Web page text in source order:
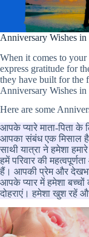
Anniversary Wishes
When it comes to your
express gratitude for
they have built for the
Anniversary Wishes
Here are some
आपके प्यारे माता-पिता के
आपका संबंध एक मिसाल
साथी यात्रा ने हमेशा
हमें परिवार की
हैं। आपकी प्रेम और
आपके प्यार में हमेशा बच्चों
दोहराएं। हमेशा खुश रहें